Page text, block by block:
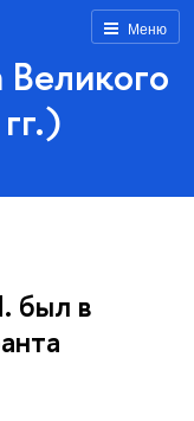
Меню
был в